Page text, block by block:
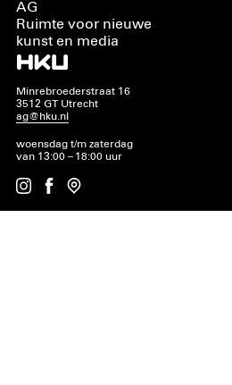
AG
Ruimte voor nieuwe
kunst en media
Minrebroederstraat 16
3512 GT Utrecht
ag@hku.nl
woensdag t/m zaterdag
van 13:00 – 18:00 uur